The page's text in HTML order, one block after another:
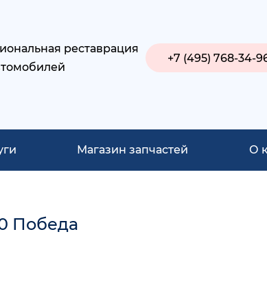
+7 (495) 768-34-
реставрация
Магазин запчастей О
Победа